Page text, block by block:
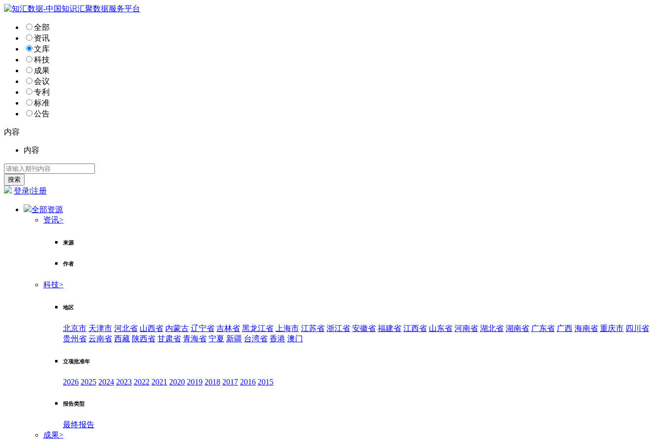
全部
资讯
文库
科技
成果
会议
专利
标准
公告
内容
内容
登录|注册
全部资源
资讯>
来源
作者
科技>
地区
北京市 天津市 河北省 山西省 内蒙古 辽宁省 吉林省 黑龙江省 上海市 江苏省 浙江省 安徽省 福建省 江西省 山东省 河南省 湖北省 湖南省 广东省 广西 海南省 重庆市 四川省
贵州省 云南省 西藏 陕西省 甘肃省 青海省 宁夏 新疆 台湾省 香港 澳门
立项批准年
2026 2025 2024 2023 2022 2021 2020 2019 2018 2017 2016 2015
报告类型
最终报告
成果>